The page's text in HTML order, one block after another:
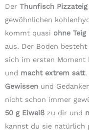
Der Thunfisch Pizzateig
gewöhnlichen
kommt quasi ohne Teig
aus. Der Boden
sich im ersten Moment
und macht extrem satt.
Gewissen und
nicht schon immer
50 g Eiweiß zu dir und
kannst du sie natürlich